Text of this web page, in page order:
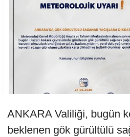
ANKARA Valiliği, bugün
beklenen gök gürültülü